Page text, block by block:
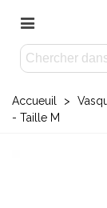
Accueuil >
- Taille M